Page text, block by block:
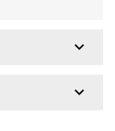
keyboard_arrow_down
keyboard_arrow_down